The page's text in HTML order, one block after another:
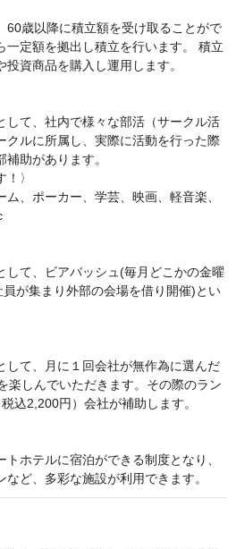
60歳以降に積立額を受け取ることがで
一定額を拠出し積立を行います。 積立
資商品を購入し運用します。
して、社内で様々な部活（サークル活
クルに所属し、実際に活動を行った際
助があります。
〉
、ポーカー、学芸、映画、軽音楽、
して、ビアバッシュ(毎月どこかの金曜
が集まり外部の会場を借り開催)とい
して、月に１回会社が無作為に選んだ
楽しんでいただきます。その際のラン
込2,200円）会社が補助します。
ホテルに宿泊ができる制度となり、
ど、多彩な施設が利用できます。